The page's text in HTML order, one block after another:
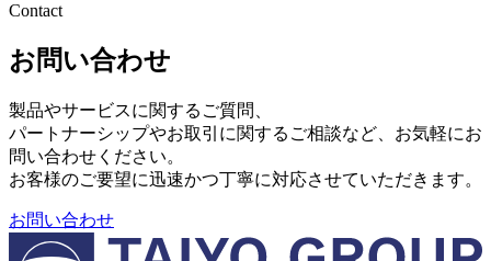
Contact
お問い合わせ
製品やサービスに関するご質問、
パートナーシップやお取引に関するご相談など、お気軽にお
問い合わせください。
お客様のご要望に迅速かつ丁寧に対応させていただきます。
お問い合わせ